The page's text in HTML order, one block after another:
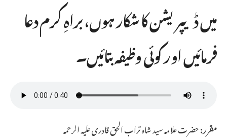
میں ڈیپریشن کا شکار ہوں، براہِ کرم دعا
فرمائیں اور کوئی وظیفہ بتائیں۔
مقرر:حضرت علامہ سید شاہ تراب الحق قادری علیہ الرحمہ